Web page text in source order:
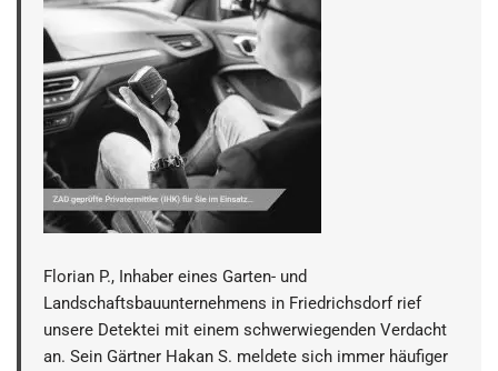
Florian P., Inhaber eines Garten- und
Landschaftsbauunternehmens in Friedrichsdorf rief
unsere Detektei mit einem schwerwiegenden Verdacht
an. Sein Gärtner Hakan S. meldete sich immer häufiger